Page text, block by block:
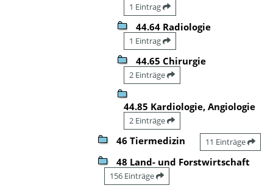
1 Eintrag
44.64 Radiologie
1 Eintrag
44.65 Chirurgie
2 Einträge
44.85 Kardiologie, Angiologie
2 Einträge
46 Tiermedizin 11 Einträge
48 Land- und Forstwirtschaft
156 Einträge